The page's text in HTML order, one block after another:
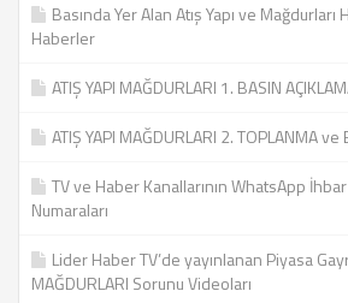
Basında Yer Alan Atış Yapı ve Mağdurları
Haberler
ATIŞ YAPI MAĞDURLARI 1. BASIN
ATIŞ YAPI MAĞDURLARI 2. TOPLANMA ve
TV ve Haber Kanallarının WhatsApp
Numaraları
Lider Haber TV’de yayınlanan Piyasa
MAĞDURLARI Sorunu Videoları